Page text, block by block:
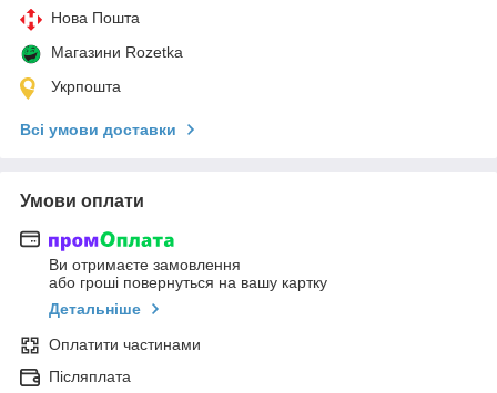
Нова Пошта
Магазини Rozetka
Укрпошта
Всі умови доставки
Умови оплати
Ви отримаєте замовлення
або гроші повернуться на вашу картку
Детальніше
Оплатити частинами
Післяплата